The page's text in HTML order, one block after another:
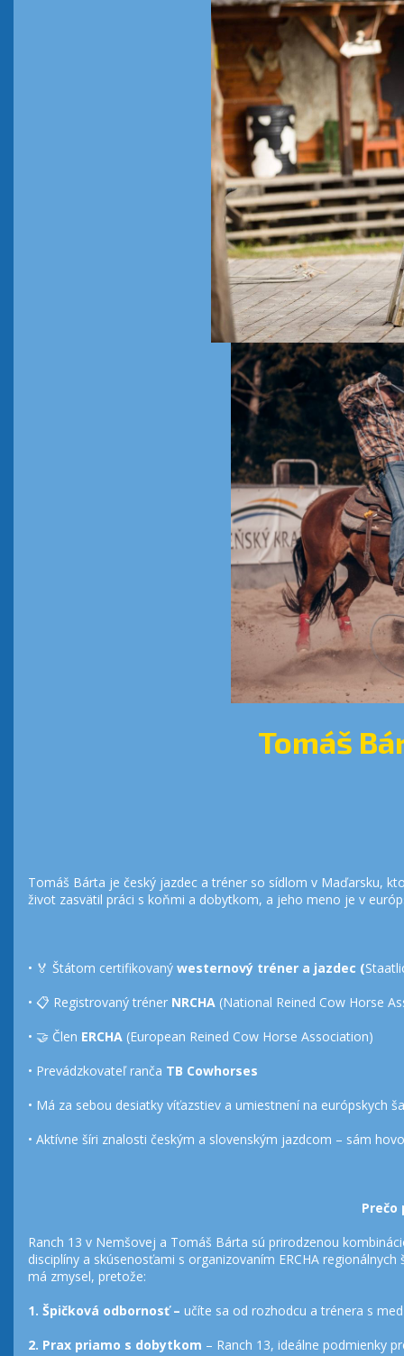
Tomáš
Tomáš Bárta je český jazdec a tréner so sídlom v Maďarsku,
život zasvätil práci s koňmi a dobytkom, a jeho meno je v
• 🏅 Štátom certifikovaný westernový tréner a jazdec (
• 📋 Registrovaný tréner NRCHA (National Reined Cow Horse
• 🤝 Člen ERCHA (European Reined Cow Horse Association)
• Prevádzkovateľ ranča TB Cowhorses
• Má za sebou desiatky víťazstiev a umiestnení na európskych
• Aktívne šíri znalosti českým a slovenským jazdcom – sám
Prečo
Ranch 13 v Nemšovej a Tomáš Bárta sú prirodzenou
disciplíny a skúsenosťami s organizovaním ERCHA
má zmysel, pretože:
1. Špičková odbornosť – učíte sa od rozhodcu a trénera s
2. Prax priamo s dobytkom – Ranch 13, ideálne podmienky